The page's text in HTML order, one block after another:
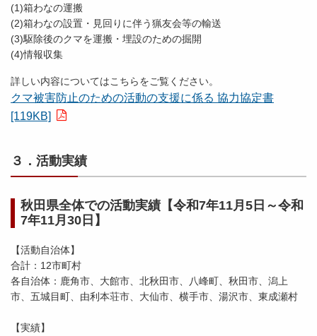
(1)箱わなの運搬
(2)箱わなの設置・見回りに伴う猟友会等の輸送
(3)駆除後のクマを運搬・埋設のための掘開
(4)情報収集
詳しい内容についてはこちらをご覧ください。
クマ被害防止のための活動の支援に係る 協力協定書
[119KB]
３．活動実績
秋田県全体での活動実績【令和7年11月5日～令和
7年11月30日】
【活動自治体】
合計：12市町村
各自治体：鹿角市、大館市、北秋田市、八峰町、秋田市、潟上
市、五城目町、由利本荘市、大仙市、横手市、湯沢市、東成瀬村
【実績】